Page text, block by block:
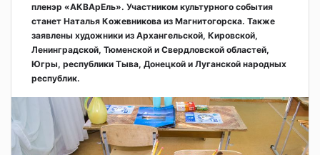
пленэр «АКВАрЕль». Участником культурного события
станет Наталья Кожевникова из Магнитогорска. Также
заявлены художники из Архангельской, Кировской,
Ленинградской, Тюменской и Свердловской областей,
Югры, республики Тыва, Донецкой и Луганской народных
республик.